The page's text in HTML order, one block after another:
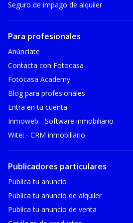
Seguro de impago de alquiler
Para profesionales
Anúnciate
Contacta con Fotocasa
Fotocasa Academy
Blog para profesionales
Entra en tu cuenta
Inmoweb - Software inmobiliario
Witei - CRM inmobiliario
Publicadores particulares
Publica tu anuncio
Publica tu anuncio de alquiler
Publica tu anuncio de venta